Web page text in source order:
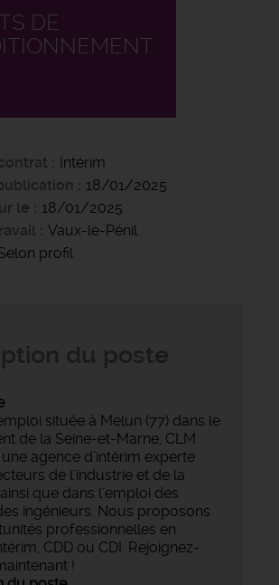
DE
Intérim
18/01/2025
le
18/01/2025
Vaux-le-Pénil
profil
située à Melun (77) dans le
de la Seine-et-Marne, CLM
agence d’intérim experte
de l'industrie et de la
que dans l'emploi des
ingénieurs. Nous proposons
professionnelles en
CDD ou CDI. Rejoignez-
!